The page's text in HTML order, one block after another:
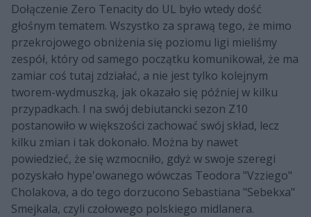
Dołączenie Zero Tenacity do UL było wtedy dość
głośnym tematem. Wszystko za sprawą tego, że mimo
przekrojowego obniżenia się poziomu ligi mieliśmy
zespół, który od samego początku komunikował, że ma
zamiar coś tutaj zdziałać, a nie jest tylko kolejnym
tworem-wydmuszką, jak okazało się później w kilku
przypadkach. I na swój debiutancki sezon Z10
postanowiło w większości zachować swój skład, lecz
kilku zmian i tak dokonało. Można by nawet
powiedzieć, że się wzmocniło, gdyż w swoje szeregi
pozyskało hype'owanego wówczas Teodora "Vzziego"
Cholakova, a do tego dorzucono Sebastiana "Sebekxa"
Smejkala, czyli czołowego polskiego midlanera.